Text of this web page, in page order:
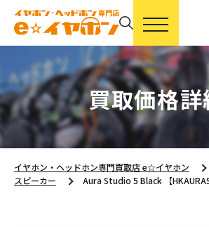
買取価格詳
イヤホン・ヘッドホン専門買取店 e☆イヤホン
スピーカー
Aura Studio 5 Black 【